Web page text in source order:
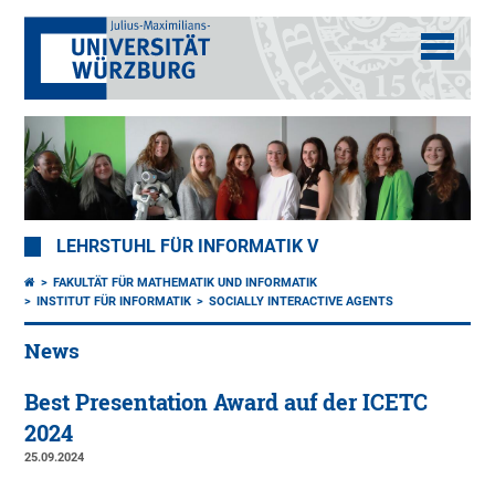
LEHRSTUHL FÜR INFORMATIK V
FAKULTÄT FÜR MATHEMATIK UND INFORMATIK
INSTITUT FÜR INFORMATIK
SOCIALLY INTERACTIVE AGENTS
News
Best Presentation Award auf der ICETC
2024
25.09.2024